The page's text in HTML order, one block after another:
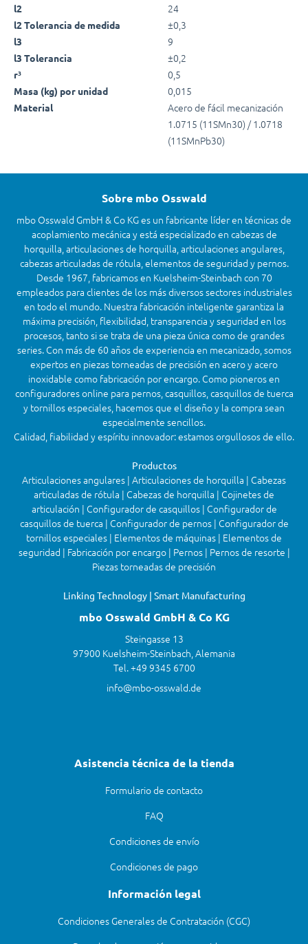
l2 24
l2 Tolerancia de medida ±0,3
l3 9
l3 Tolerancia ±0,2
r³ 0,5
Masa (kg) por unidad 0,015
Material
Acero de fácil mecanización
1.0715 (11SMn30) / 1.0718
(11SMnPb30)
Sobre mbo Osswald
mbo Osswald GmbH & Co KG es un fabricante líder en técnicas de
acoplamiento mecánica y está especializado en cabezas de
horquilla, articulaciones de horquilla, articulaciones angulares,
cabezas articuladas de rótula, elementos de seguridad y pernos.
Desde 1967, fabricamos en Kuelsheim-Steinbach con 70
empleados para clientes de los más diversos sectores industriales
en todo el mundo. Nuestra fabricación inteligente garantiza la
máxima precisión, flexibilidad, transparencia y seguridad en los
procesos, tanto si se trata de una pieza única como de grandes
series. Con más de 60 años de experiencia en mecanizado, somos
expertos en piezas torneadas de precisión en acero y acero
inoxidable como fabricación por encargo. Como pioneros en
configuradores online para pernos, casquillos, casquillos de tuerca
y tornillos especiales, hacemos que el diseño y la compra sean
especialmente sencillos.
Calidad, fiabilidad y espíritu innovador: estamos orgullosos de ello.
Productos
Articulaciones angulares | Articulaciones de horquilla | Cabezas
articuladas de rótula | Cabezas de horquilla | Cojinetes de
articulación | Configurador de casquillos | Configurador de
casquillos de tuerca | Configurador de pernos | Configurador de
tornillos especiales | Elementos de máquinas | Elementos de
seguridad | Fabricación por encargo | Pernos | Pernos de resorte |
Piezas torneadas de precisión
Linking Technology | Smart Manufacturing
mbo Osswald GmbH & Co KG
Steingasse 13
97900 Kuelsheim-Steinbach, Alemania
Tel. +49 9345 6700
info@mbo-osswald.de
Asistencia técnica de la tienda
Formulario de contacto
FAQ
Condiciones de envío
Condiciones de pago
Información legal
Condiciones Generales de Contratación (CGC)